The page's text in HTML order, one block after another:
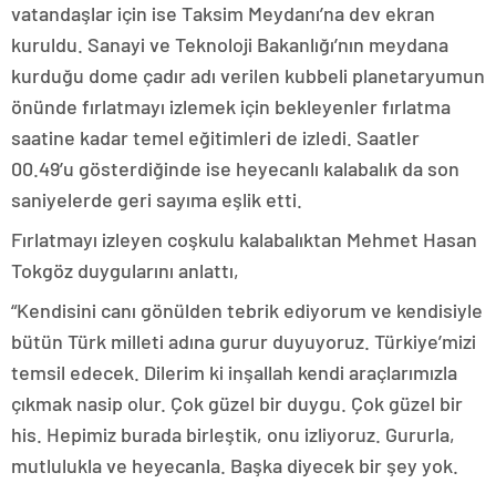
vatandaşlar için ise Taksim Meydanı’na dev ekran
kuruldu. Sanayi ve Teknoloji Bakanlığı’nın meydana
kurduğu dome çadır adı verilen kubbeli planetaryumun
önünde fırlatmayı izlemek için bekleyenler fırlatma
saatine kadar temel eğitimleri de izledi. Saatler
00.49’u gösterdiğinde ise heyecanlı kalabalık da son
saniyelerde geri sayıma eşlik etti.
Fırlatmayı izleyen coşkulu kalabalıktan Mehmet Hasan
Tokgöz duygularını anlattı,
“Kendisini canı gönülden tebrik ediyorum ve kendisiyle
bütün Türk milleti adına gurur duyuyoruz. Türkiye’mizi
temsil edecek. Dilerim ki inşallah kendi araçlarımızla
çıkmak nasip olur. Çok güzel bir duygu. Çok güzel bir
his. Hepimiz burada birleştik, onu izliyoruz. Gururla,
mutlulukla ve heyecanla. Başka diyecek bir şey yok.